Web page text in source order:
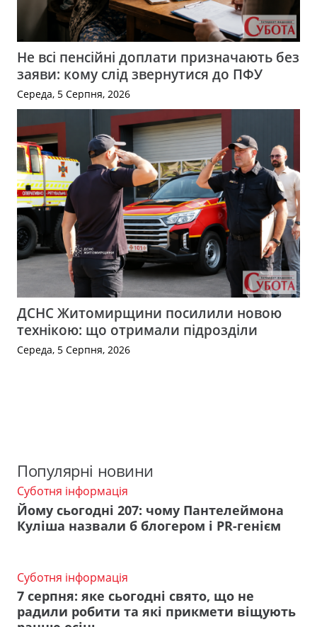
Не всі пенсійні доплати призначають без
заяви: кому слід звернутися до ПФУ
Середа, 5 Серпня, 2026
ДСНС Житомирщини посилили новою
технікою: що отримали підрозділи
Середа, 5 Серпня, 2026
Популярні новини
Суботня інформація
Йому сьогодні 207: чому Пантелеймона
Куліша назвали б блогером і PR-генієм
Суботня інформація
7 серпня: яке сьогодні свято, що не
радили робити та які прикмети віщують